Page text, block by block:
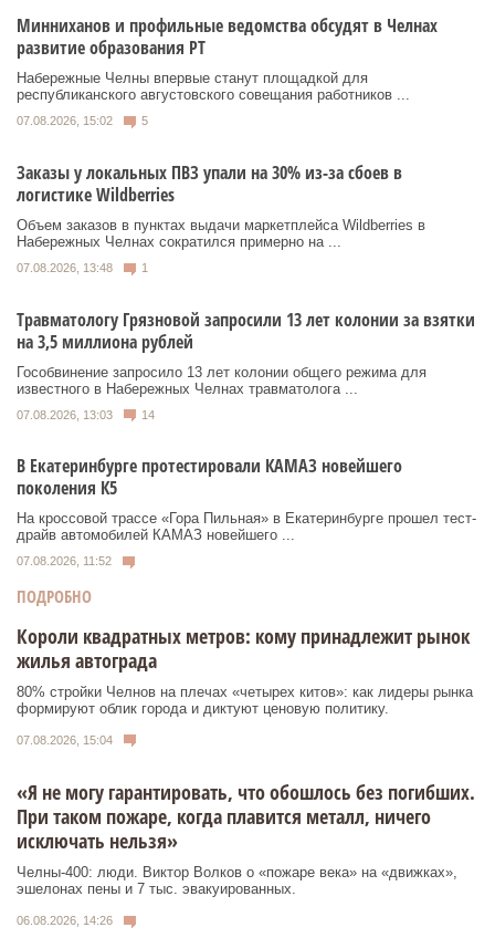
Минниханов и профильные ведомства обсудят в Челнах
развитие образования РТ
Набережные Челны впервые станут площадкой для
республиканского августовского совещания работников ...
07.08.2026, 15:02 5
Заказы у локальных ПВЗ упали на 30% из-за сбоев в
логистике Wildberries
Объем заказов в пунктах выдачи маркетплейса Wildberries в
Набережных Челнах сократился примерно на ...
07.08.2026, 13:48 1
Травматологу Грязновой запросили 13 лет колонии за взятки
на 3,5 миллиона рублей
Гособвинение запросило 13 лет колонии общего режима для
известного в Набережных Челнах травматолога ...
07.08.2026, 13:03 14
В Екатеринбурге протестировали КАМАЗ новейшего
поколения К5
На кроссовой трассе «Гора Пильная» в Екатеринбурге прошел тест-
драйв автомобилей КАМАЗ новейшего ...
07.08.2026, 11:52
ПОДРОБНО
Короли квадратных метров: кому принадлежит рынок
жилья автограда
80% стройки Челнов на плечах «четырех китов»: как лидеры рынка
формируют облик города и диктуют ценовую политику.
07.08.2026, 15:04
«Я не могу гарантировать, что обошлось без погибших.
При таком пожаре, когда плавится металл, ничего
исключать нельзя»
Челны-400: люди. Виктор Волков о «пожаре века» на «движках»,
эшелонах пены и 7 тыс. эвакуированных.
06.08.2026, 14:26